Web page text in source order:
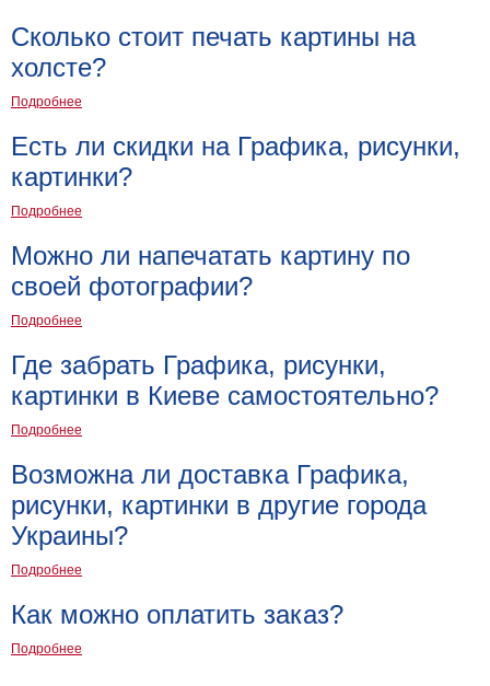
Сколько стоит печать картины на
холсте?
Подробнее
Есть ли скидки на Графика, рисунки,
картинки?
Подробнее
Можно ли напечатать картину по
своей фотографии?
Подробнее
Где забрать Графика, рисунки,
картинки в Киеве самостоятельно?
Подробнее
Возможна ли доставка Графика,
рисунки, картинки в другие города
Украины?
Подробнее
Как можно оплатить заказ?
Подробнее